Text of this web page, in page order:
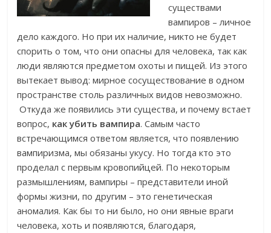
существами
вампиров – личное
дело каждого. Но при их наличие, никто не будет
спорить о том, что они опасны для человека, так как
люди являются предметом охоты и пищей. Из этого
вытекает вывод: мирное сосуществование в одном
пространстве столь различных видов невозможно.
Откуда же появились эти существа, и почему встает
вопрос, как убить вампира. Самым часто
встречающимся ответом является, что появлению
вампиризма, мы обязаны укусу. Но тогда кто это
проделал с первым кровопийцей. По некоторым
размышлениям, вампиры – представители иной
формы жизни, по другим – это генетическая
аномалия. Как бы то ни было, но они явные враги
человека, хоть и появляются, благодаря,